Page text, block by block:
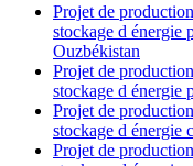
Projet de
stockage d énergie
Ouzbékistan
Projet de
stockage d énergie
Projet de
stockage d énergie
Projet de